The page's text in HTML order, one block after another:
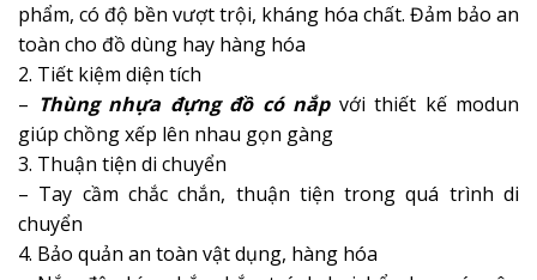
phẩm, có độ bền vượt trội, kháng hóa chất. Đảm bảo an
toàn cho đồ dùng hay hàng hóa
2. Tiết kiệm diện tích
– Thùng nhựa đựng đồ có nắp với thiết kế modun
giúp chồng xếp lên nhau gọn gàng
3. Thuận tiện di chuyển
– Tay cầm chắc chắn, thuận tiện trong quá trình di
chuyển
4. Bảo quản an toàn vật dụng, hàng hóa